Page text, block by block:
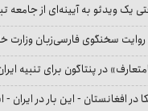
یک ویدئو به آیینه‌ای از
سخنگوی فارسی‌زبان وزارت
در پنتاگون برای تنبیه
در افغانستان - این بار در ایران